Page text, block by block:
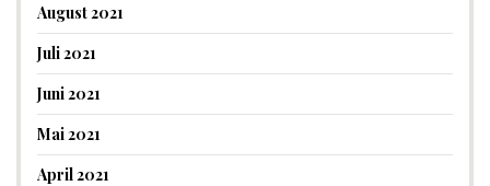
August 2021
Juli 2021
Juni 2021
Mai 2021
April 2021